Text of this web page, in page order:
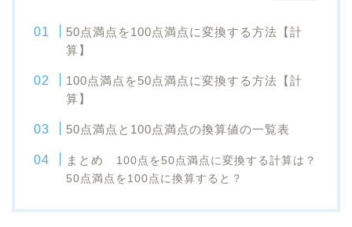
50点満点を100点満点に変換する方法【計
算】
100点満点を50点満点に変換する方法【計
算】
50点満点と100点満点の換算値の一覧表
まとめ 100点を50点満点に変換する計算は？
50点満点を100点に換算すると？